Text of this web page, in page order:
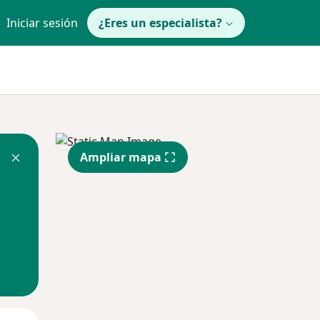
Iniciar sesión ¿Eres un especialista?
Ampliar mapa